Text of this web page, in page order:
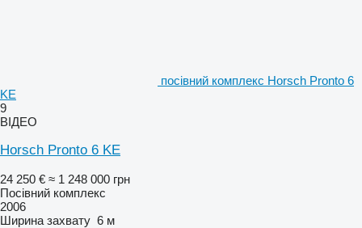
посівний комплекс Horsch Pronto 6
KE
9
ВІДЕО
Horsch Pronto 6 KE
24 250 € ≈ 1 248 000 грн
Посівний комплекс
2006
Ширина захвату 6 м